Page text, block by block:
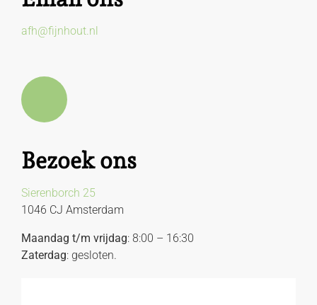
afh@fijnhout.nl
Bezoek ons
Sierenborch 25
1046 CJ Amsterdam
Maandag t/m vrijdag: 8:00 – 16:30
Zaterdag: gesloten.